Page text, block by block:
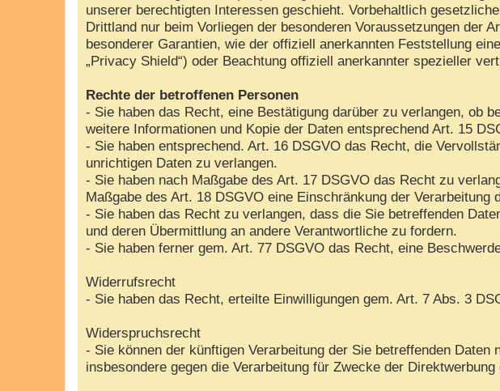
unserer berechtigten Interessen geschieht. Vorbehaltlich
Drittland nur beim Vorliegen der besonderen Voraussetzungen der
besonderer Garantien, wie der offiziell anerkannten Feststellung
„Privacy Shield“) oder Beachtung offiziell anerkannter spezieller
Rechte der betroffenen Personen
- Sie haben das Recht, eine Bestätigung darüber zu verlangen, ob
weitere Informationen und Kopie der Daten entsprechend Art. 15
- Sie haben entsprechend. Art. 16 DSGVO das Recht, die
unrichtigen Daten zu verlangen.
- Sie haben nach Maßgabe des Art. 17 DSGVO das Recht zu
Maßgabe des Art. 18 DSGVO eine Einschränkung der Verarbeitung
- Sie haben das Recht zu verlangen, dass die Sie betreffenden
und deren Übermittlung an andere Verantwortliche zu fordern.
- Sie haben ferner gem. Art. 77 DSGVO das Recht, eine
Widerrufsrecht
- Sie haben das Recht, erteilte Einwilligungen gem. Art. 7 Abs. 3
Widerspruchsrecht
- Sie können der künftigen Verarbeitung der Sie betreffenden
insbesondere gegen die Verarbeitung für Zwecke der Direktwerbung